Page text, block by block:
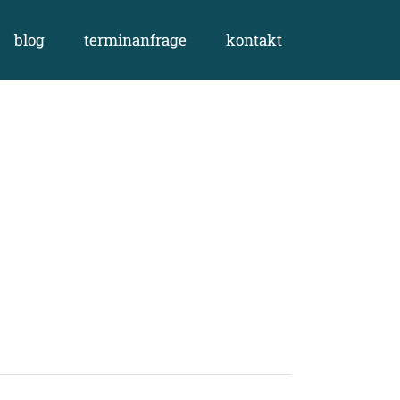
blog terminanfrage kontakt